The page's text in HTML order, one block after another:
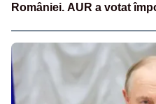
României. AUR a votat